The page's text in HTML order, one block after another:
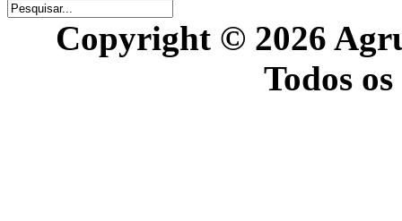
Copyright © 2026
Todos